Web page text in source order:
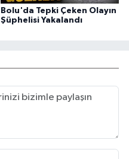
Bolu'da Tepki Çeken Olayın
Şüphelisi Yakalandı